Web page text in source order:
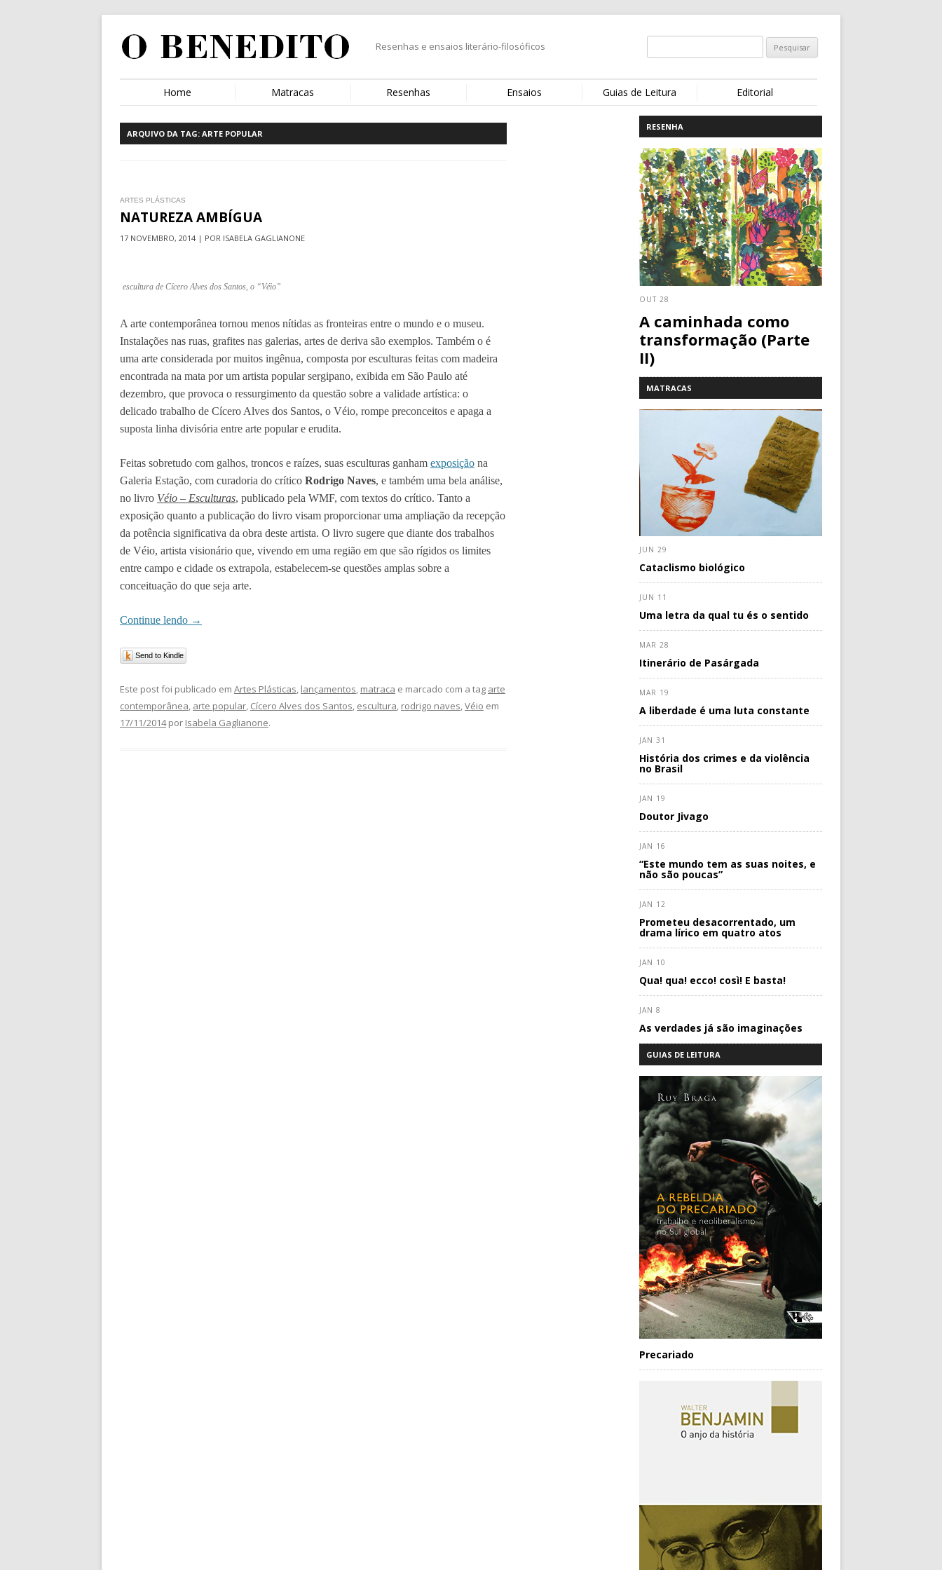
Resenhas e ensaios literário-filosóficos
Home Matracas Resenhas Ensaios Guias de Leitura Editorial
ARQUIVO DA TAG: ARTE POPULAR
ARTES PLÁSTICAS
NATUREZA AMBÍGUA
17 NOVEMBRO, 2014 | POR ISABELA GAGLIANONE
escultura de Cícero Alves dos Santos, o “Véio”
A arte contemporânea tornou menos nítidas as fronteiras entre o mundo e o museu.
Instalações nas ruas, grafites nas galerias, artes de deriva são exemplos. Também o é
uma arte considerada por muitos ingênua, composta por esculturas feitas com madeira
encontrada na mata por um artista popular sergipano, exibida em São Paulo até
dezembro, que provoca o ressurgimento da questão sobre a validade artística: o
delicado trabalho de Cícero Alves dos Santos, o Véio, rompe preconceitos e apaga a
suposta linha divisória entre arte popular e erudita.
Feitas sobretudo com galhos, troncos e raízes, suas esculturas ganham exposição na
Galeria Estação, com curadoria do crítico Rodrigo Naves, e também uma bela análise,
no livro Véio – Esculturas, publicado pela WMF, com textos do crítico. Tanto a
exposição quanto a publicação do livro visam proporcionar uma ampliação da recepção
da potência significativa da obra deste artista. O livro sugere que diante dos trabalhos
de Véio, artista visionário que, vivendo em uma região em que são rígidos os limites
entre campo e cidade os extrapola, estabelecem-se questões amplas sobre a
conceituação do que seja arte.
Continue lendo →
Send to Kindle
Este post foi publicado em Artes Plásticas lançamentos matraca e marcado com a tag arte
contemporânea arte popular Cícero Alves dos Santos escultura rodrigo naves Véio em
17/11/2014por Isabela Gaglianone.
RESENHA
OUT 28
A caminhada como
transformação (Parte
II)
MATRACAS
JUN 29
Cataclismo biológico
JUN 11
Uma letra da qual tu és o sentido
MAR 28
Itinerário de Pasárgada
MAR 19
A liberdade é uma luta constante
JAN 31
História dos crimes e da violência
no Brasil
JAN 19
Doutor Jivago
JAN 16
“Este mundo tem as suas noites, e
não são poucas”
JAN 12
Prometeu desacorrentado, um
drama lírico em quatro atos
JAN 10
Qua! qua! ecco! così! E basta!
JAN 8
As verdades já são imaginações
GUIAS DE LEITURA
Precariado